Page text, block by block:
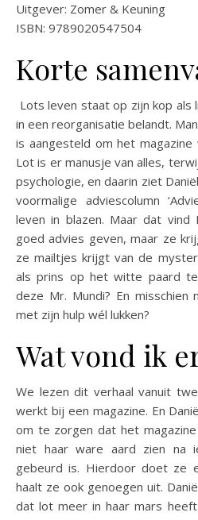
Uitgever: Zomer & Keuning
ISBN: 9789020547504
Korte
Lots leven staat op zijn kop als
in een reorganisatie belandt.
is aangesteld om het
Lot is er manusje van alles,
psychologie, en daarin ziet
voormalige adviescolumn
leven in blazen. Maar dat vind
goed advies geven, maar ze
ze mailtjes krijgt van de
als prins op het witte paard
deze Mr. Mundi? En misschien
met zijn hulp wél lukken?
Wat vond ik
We lezen dit verhaal vanuit
werkt bij een magazine. En
om te zorgen dat het
niet haar ware aard zien na
gebeurd is. Hierdoor doet ze
haalt ze ook genoegen uit.
dat lot meer in haar mars